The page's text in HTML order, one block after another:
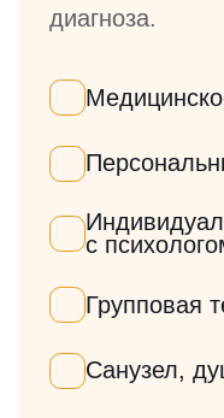
диагноза.
с
Групповая
Санузел,